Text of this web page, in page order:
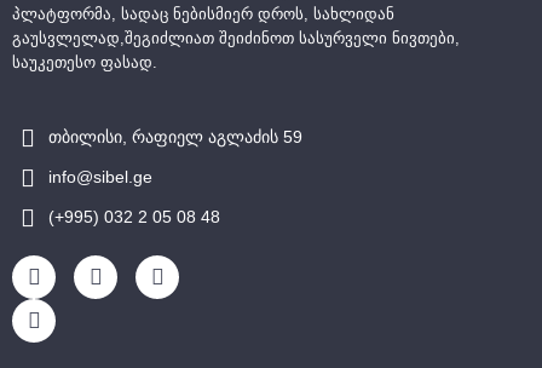
პლატფორმა, სადაც ნებისმიერ დროს, სახლიდან
გაუსვლელად,შეგიძლიათ შეიძინოთ სასურველი ნივთები,
საუკეთესო ფასად.
თბილისი, რაფიელ აგლაძის 59
info@sibel.ge
(+995) 032 2 05 08 48